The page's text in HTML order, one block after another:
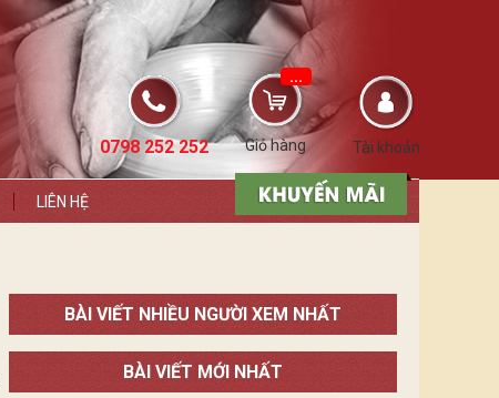
Tài khoản
Giỏ hàng
...
0798 252 252
LIÊN HỆ
BÀI VIẾT NHIỀU NGƯỜI XEM NHẤT
BÀI VIẾT MỚI NHẤT